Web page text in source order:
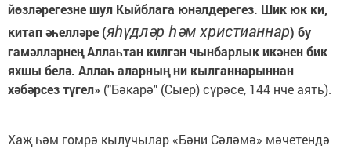
йөзләрегезне шул Кыйблага юнәлдерегез. Шик юк ки,
китап әһелләре (яһүдләр һәм христианнар) бу
гамәлләрнең Аллаһтан килгән чынбарлык икәнен бик
яхшы белә. Аллаһ аларның ни кылганнарыннан
хәбәрсез түгел» ("Бәкарә" (Сыер) сүрәсе, 144 нче аять).
Хаҗ һәм гомрә кылучылар «Бәни Сәләмә» мәчетендә